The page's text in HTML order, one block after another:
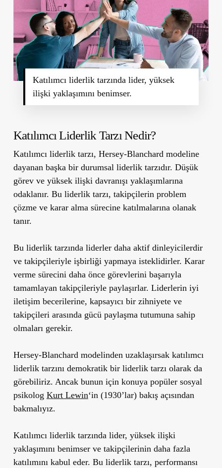
Katılımcı liderlik tarzında lider, yüksek
ilişki yaklaşımını benimser.
Katılımcı Liderlik Tarzı Nedir?
Katılımcı liderlik tarzı, Hersey-Blanchard modeline
dayanan başka bir durumsal liderlik tarzıdır. Düşük
görev ve yüksek ilişki davranışı yaklaşımlarına
odaklanır. Bu liderlik tarzı, takipçilerin problem
çözme ve karar alma sürecine katılmalarına olanak
tanır.
Bu liderlik tarzında liderler daha aktif dinleyicilerdir
ve takipçileriyle işbirliği yapmaya isteklidirler. Karar
verme sürecini daha önce görevlerini başarıyla
tamamlayan takipçileriyle paylaşırlar. Liderlerin iyi
iletişim becerilerine, kapsayıcı bir zihniyete ve
takipçileri arasında gücü paylaşma tutumuna sahip
olmaları gerekir.
Hersey-Blanchard modelinden uzaklaşırsak katılımcı
liderlik tarzını demokratik bir liderlik tarzı olarak da
görebiliriz. Ancak bunun için konuya popüler sosyal
psikolog Kurt Lewin‘in (1930’lar) bakış açısından
bakmalıyız.
Katılımcı liderlik tarzında lider, yüksek ilişki
yaklaşımını benimser ve takipçilerinin daha fazla
katılımını kabul eder. Bu liderlik tarzı, performansı